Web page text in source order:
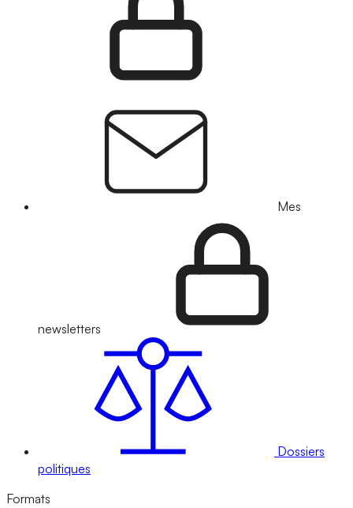
Mes
newsletters
Dossiers
politiques
Formats